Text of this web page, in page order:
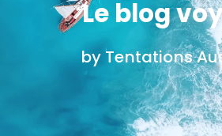
Le blog
by Tentations